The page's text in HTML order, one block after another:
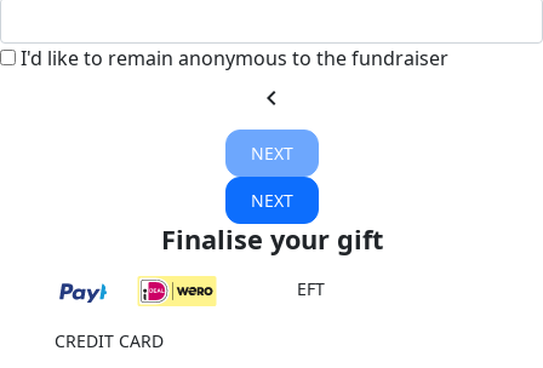
I'd like to remain anonymous to the fundraiser
chevron_left
NEXT
NEXT
Finalise your gift
EFT
CREDIT CARD